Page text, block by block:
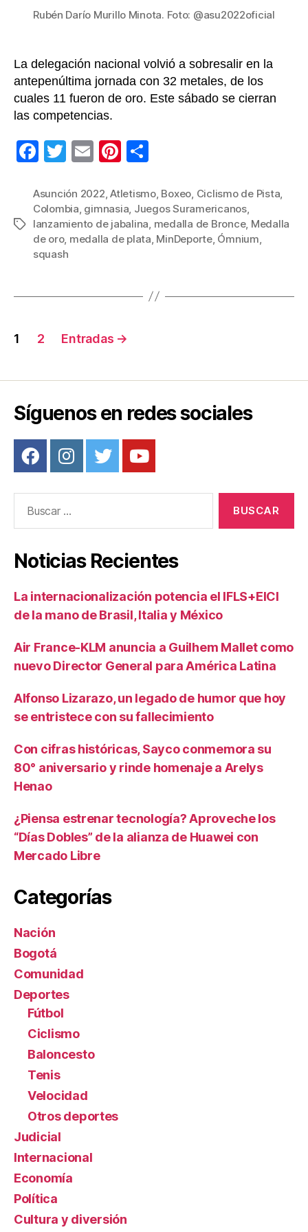
Rubén Darío Murillo Minota. Foto: @asu2022oficial
La delegación nacional volvió a sobresalir en la
antepenúltima jornada con 32 metales, de los
cuales 11 fueron de oro. Este sábado se cierran
las competencias.
F
c
e
b
o
k
T
tt
er
E
ail
Pi
er
e
st
m
p
ar
Etiquetas
Asunción 2022,Atletismo, Boxeo, Ciclismo de Pista,
Colombia, gimnasia, Juegos Suramericanos,
lanzamiento de jabalina, medalla de Bronce, Medalla
de oro, medalla de plata, MinDeporte, Ómnium,
squash
Navegación
entradas
1 2 Entradas →
Síguenos en redes sociales
Noticias Recientes
La internacionalización potencia el IFLS+EICI
de la mano de Brasil, Italia y México
Air France-KLM anuncia a Guilhem Mallet como
nuevo Director General para América Latina
Alfonso Lizarazo, un legado de humor que hoy
se entristece con su fallecimiento
Con cifras históricas, Sayco conmemora su
80° aniversario y rinde homenaje a Arelys
Henao
¿Piensa estrenar tecnología? Aproveche los
“Días Dobles” de la alianza de Huawei con
Mercado Libre
Categorías
Nación
Bogotá
Comunidad
Deportes
Fútbol
Ciclismo
Baloncesto
Tenis
Velocidad
Otros deportes
Judicial
Internacional
Economía
Política
Cultura y diversión